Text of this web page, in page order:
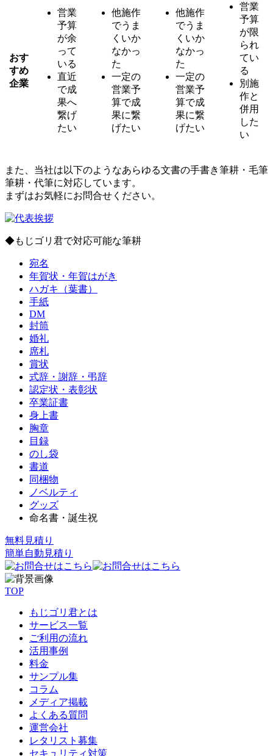
おす
すめ
企業
営業
予算
が余
って
いる
直近
で成
果へ
繋げ
たい
他施作
でうま
くいか
なかっ
た
一定の
営業予
算で成
果に繋
げたい
他施作
でうま
くいか
なかっ
た
一定の
営業予
算で成
果に繋
げたい
営業
予算
が限
られ
てい
る
別施
作と
併用
した
い
また、当社は以下のようなあらゆる文書の手書き筆耕・毛筆
筆耕・代筆に対応しています。
まずはお気軽にお問合せください。
◆もじゴリ君で対応可能な筆耕
宛名
年賀状・年賀はがき
ハガキ（葉書）
手紙
DM
封筒
婚礼
席札
賞状
式辞・謝辞・弔辞
認定状・表彰状
卒業証書
身上書
胸章
目録
のし袋
書道
同梱物
ノベルティ
グッズ
命名書・誕生祝
無料見積り
簡単自動見積り
TOP
もじゴリ君とは
サービス一覧
ご利用の流れ
活用事例
料金
サンプル集
コラム
メディア掲載
よくある質問
運営会社
レタリスト募集
セキュリティ対策